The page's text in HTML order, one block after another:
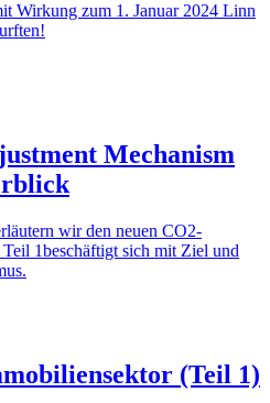
Wirkung zum 1. Januar 2024 Linn
Mechanism
wir den neuen CO2-
1beschäftigt sich mit Ziel und
(Teil 1)